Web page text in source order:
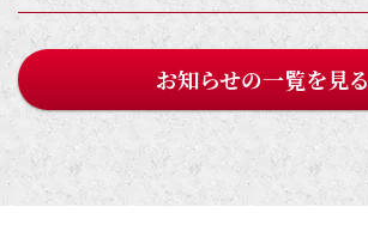
お知らせの一覧を見る